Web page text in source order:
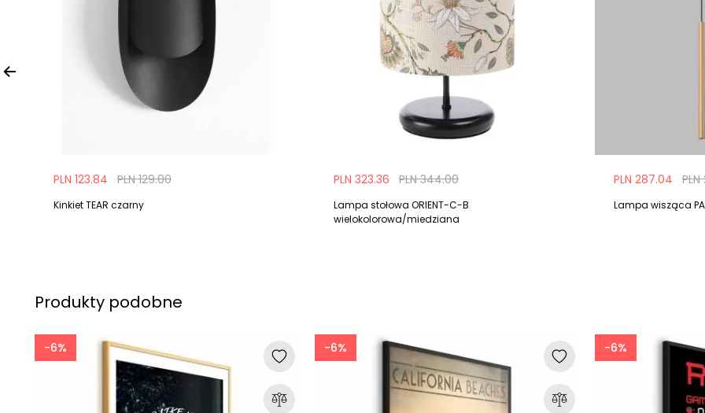
PLN 129.00
PLN 123.84
Kinkiet TEAR czarny
PLN 344.00
PLN 323.36
Lampa stołowa ORIENT-C-B
wielokolorowa/miedziana
PLN 287.04
Lampa wisząca
Produkty podobne
-6% -6% -6%